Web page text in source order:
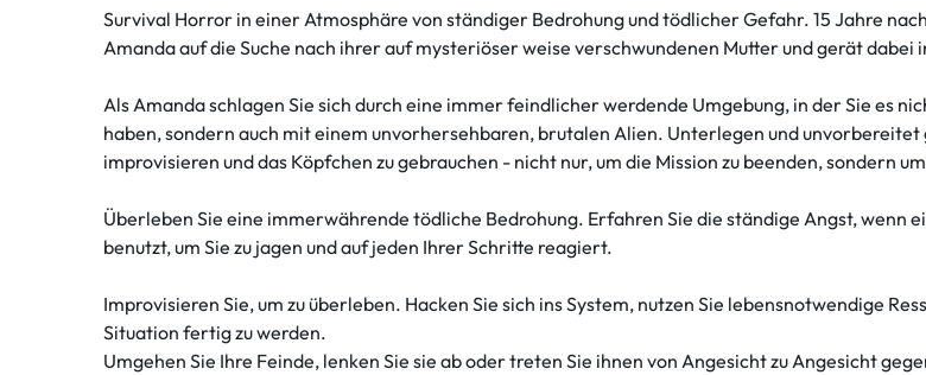
Survival Horror in einer Atmosphäre von ständiger Bedrohung und tödlicher Gefahr. 15 Jahre
Amanda auf die Suche nach ihrer auf mysteriöser weise verschwundenen Mutter und gerät
Als Amanda schlagen Sie sich durch eine immer feindlicher werdende Umgebung, in der Sie es
haben, sondern auch mit einem unvorhersehbaren, brutalen Alien. Unterlegen und unvorbereitet
improvisieren und das Köpfchen zu gebrauchen - nicht nur, um die Mission zu beenden, sondern
Überleben Sie eine immerwährende tödliche Bedrohung. Erfahren Sie die ständige Angst, wenn
benutzt, um Sie zu jagen und auf jeden Ihrer Schritte reagiert.
Improvisieren Sie, um zu überleben. Hacken Sie sich ins System, nutzen Sie lebensnotwendige
Situation fertig zu werden.
Umgehen Sie Ihre Feinde, lenken Sie sie ab oder treten Sie ihnen von Angesicht zu Angesicht